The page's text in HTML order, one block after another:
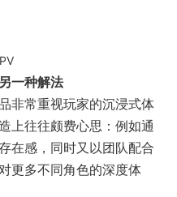
一种解法
非常重视玩家的沉浸式体
上往往颇费心思：例如通
在感，同时又以团队配合
更多不同角色的深度体